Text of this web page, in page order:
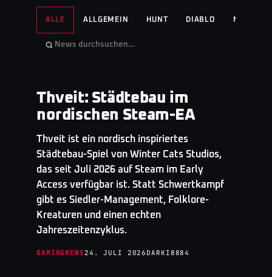
ALLE ALLGEMEIN HUNT DIABLO NO
GAMINGNEWS· TOP STORY
Thveit: Städtebau im
nordischen Steam-EA
Thveit ist ein nordisch inspiriertes
Städtebau-Spiel von Winter Cats Studios,
das seit Juli 2026 auf Steam im Early
Access verfügbar ist. Statt Schwertkampf
gibt es Siedler-Management, Folklore-
Kreaturen und einen echten
Jahreszeitenzyklus.
GAMINGNEWS24. JULI 2026 DARKI8884